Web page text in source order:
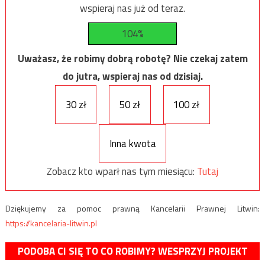
wspieraj nas już od teraz.
104%
Uważasz, że robimy dobrą robotę? Nie czekaj zatem
do jutra, wspieraj nas od dzisiaj.
30 zł
50 zł 100 zł
Inna kwota
Zobacz kto wparł nas tym miesiącu: Tutaj
Dziękujemy za pomoc prawną Kancelarii Prawnej Litwin:
https://kancelaria-litwin.pl
PODOBA CI SIĘ TO CO ROBIMY? WESPRZYJ PROJEKT